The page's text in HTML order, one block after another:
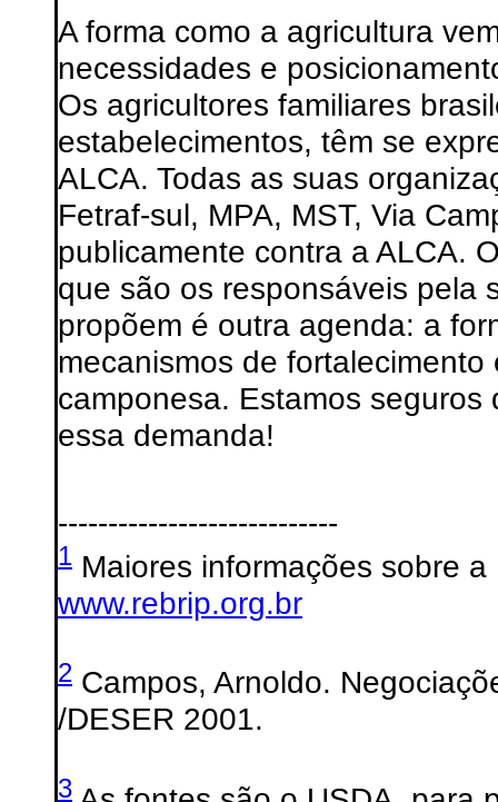
A forma como a agricultura
necessidades e
Os agricultores familiares
estabelecimentos, têm se
ALCA. Todas as suas
Fetraf-sul, MPA, MST, Via
publicamente contra a ALCA.
que são os responsáveis pela
propõem é outra agenda: a
mecanismos de
camponesa. Estamos
essa demanda!
----------------------------
1 Maiores informações sobre
www.rebrip.org.br
2 Campos, Arnoldo.
/DESER 2001.
3